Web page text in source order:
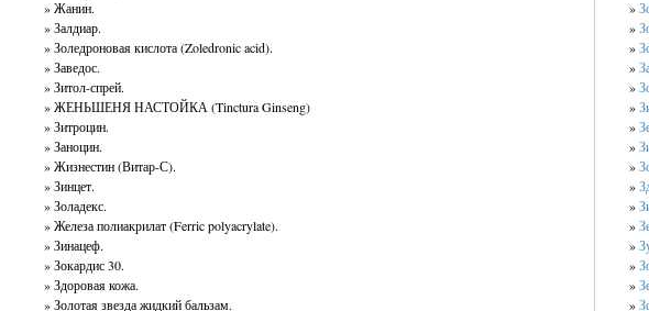
» Жанин.
» Залдиар.
» Золедроновая кислота (Zoledronic acid).
» Заведос.
» Зитол-спрей.
» ЖЕНЬШЕНЯ НАСТОЙКА (Tinctura Ginseng)
» Зитроцин.
» Заноцин.
» Жизнестин (Витар-С).
» Зинцет.
» Золадекс.
» Железа полиакрилат (Ferric polyacrylate).
» Зинацеф.
» Зокардис 30.
» Здоровая кожа.
» Золотая звезда жидкий бальзам.
»
»
»
»
»
»
»
»
»
»
»
»
»
»
»
»